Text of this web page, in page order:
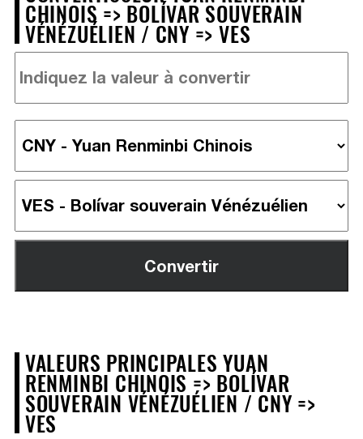
CHINOIS => BOLÍVAR SOUVERAIN
VÉNÉZUÉLIEN / CNY => VES
VALEURS PRINCIPALES YUAN
RENMINBI CHINOIS => BOLÍVAR
SOUVERAIN VÉNÉZUÉLIEN / CNY =>
VES